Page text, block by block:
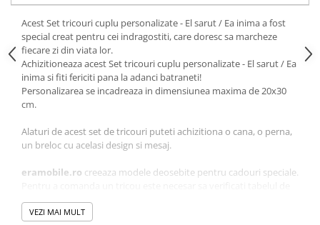
Acest Set tricouri cuplu personalizate - El sarut / Ea inima a fost
special creat pentru cei indragostiti, care doresc sa marcheze
fiecare zi din viata lor.
Achizitioneaza acest Set tricouri cuplu personalizate - El sarut / Ea
inima si fiti fericiti pana la adanci batraneti!
Personalizarea se incadreaza in dimensiunea maxima de 20x30
cm.
Alaturi de acest set de tricouri puteti achizitiona o cana, o perna,
un breloc cu acelasi design si mesaj.
eramobile.ro creeaza modele deosebite pentru cadouri speciale.
marimi pentru o comanda exacta.
VEZI MAI MULT